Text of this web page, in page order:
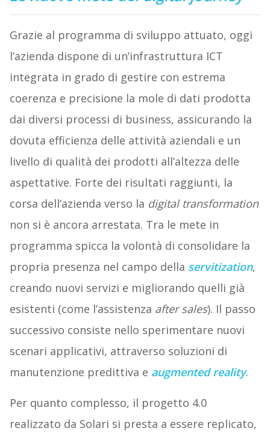
Grazie al programma di sviluppo attuato, oggi
l’azienda dispone di un’infrastruttura ICT
integrata in grado di gestire con estrema
coerenza e precisione la mole di dati prodotta
dai diversi processi di business, assicurando la
dovuta efficienza delle attività aziendali e un
livello di qualità dei prodotti all’altezza delle
aspettative. Forte dei risultati raggiunti, la
corsa dell’azienda verso la digital transformation
non si è ancora arrestata. Tra le mete in
programma spicca la volontà di consolidare la
propria presenza nel campo della servitization,
creando nuovi servizi e migliorando quelli già
esistenti (come l’assistenza after sales). Il passo
successivo consiste nello sperimentare nuovi
scenari applicativi, attraverso soluzioni di
manutenzione predittiva e augmented reality.
Per quanto complesso, il progetto 4.0
realizzato da Solari si presta a essere replicato,